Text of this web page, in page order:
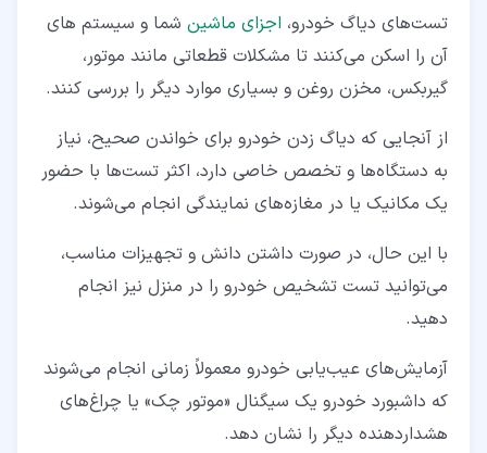
تست‌های دیاگ خودرو، اجزای ماشین شما و سیستم های
آن را اسکن می‌کنند تا مشکلات قطعاتی مانند موتور،
گیربکس، مخزن روغن و بسیاری موارد دیگر را بررسی کنند.
از آنجایی که دیاگ زدن خودرو برای خواندن صحیح، نیاز
به دستگاه‌ها و تخصص خاصی دارد، اکثر تست‌ها با حضور
یک مکانیک یا در مغازه‌های نمایندگی انجام می‌شوند.
با این حال، در صورت داشتن دانش و تجهیزات مناسب،
می‌توانید تست تشخیص خودرو را در منزل نیز انجام
دهید.
آزمایش‌های عیب‌یابی خودرو معمولاً زمانی انجام می‌شوند
که داشبورد خودرو یک سیگنال «موتور چک» یا چراغ‌های
هشداردهنده دیگر را نشان دهد.